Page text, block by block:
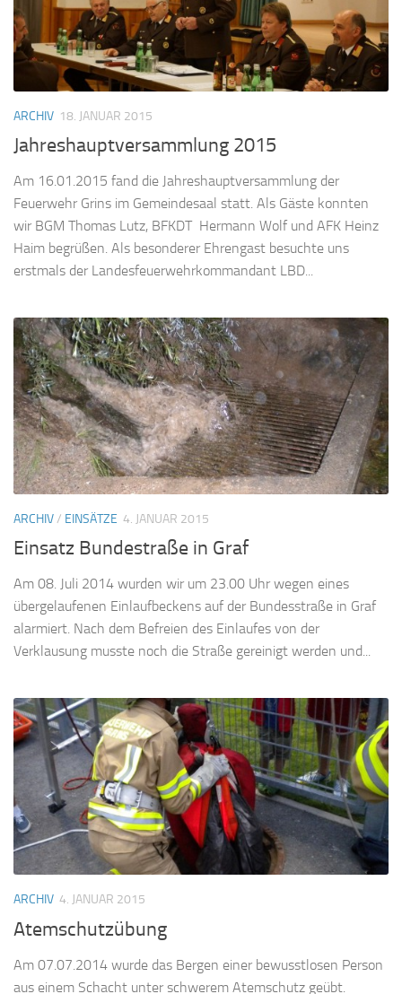
ARCHIV 18. JANUAR 2015
Jahreshauptversammlung 2015
Am 16.01.2015 fand die Jahreshauptversammlung der
Feuerwehr Grins im Gemeindesaal statt. Als Gäste konnten
wir BGM Thomas Lutz, BFKDT Hermann Wolf und AFK Heinz
Haim begrüßen. Als besonderer Ehrengast besuchte uns
erstmals der Landesfeuerwehrkommandant LBD...
ARCHIV/ EINSÄTZE 4. JANUAR 2015
Einsatz Bundestraße in Graf
Am 08. Juli 2014 wurden wir um 23.00 Uhr wegen eines
übergelaufenen Einlaufbeckens auf der Bundesstraße in Graf
alarmiert. Nach dem Befreien des Einlaufes von der
Verklausung musste noch die Straße gereinigt werden und...
ARCHIV 4. JANUAR 2015
Atemschutzübung
Am 07.07.2014 wurde das Bergen einer bewusstlosen Person
aus einem Schacht unter schwerem Atemschutz geübt.